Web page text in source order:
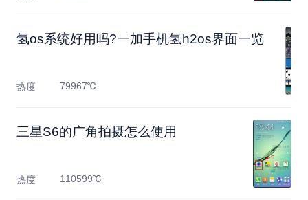
氢os系统好用吗?一加手机氢h2os界面一览
热度 79967℃
三星S6的广角拍摄怎么使用
热度 110599℃